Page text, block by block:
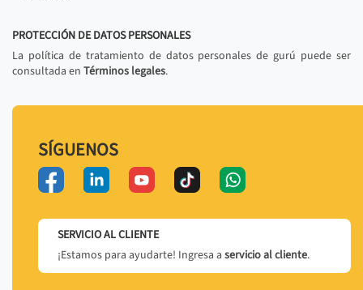
PROTECCIÓN DE DATOS PERSONALES
La política de tratamiento de datos personales de gurú puede ser
consultada en Términos legales.
SÍGUENOS
SERVICIO AL CLIENTE
¡Estamos para ayudarte! Ingresa a servicio al cliente.